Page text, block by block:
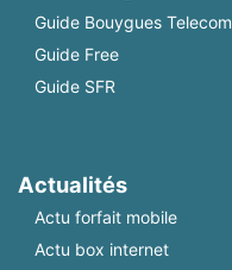
Guide Bouygues Telecom
Guide Free
Guide SFR
Actualités
Actu forfait mobile
Actu box internet